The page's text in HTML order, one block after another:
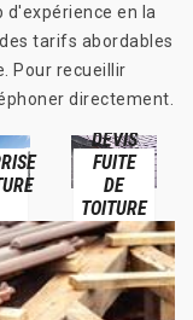
d'expérience en la
tarifs abordables
Pour recueillir
directement.
DEVIS
FUITE
DE
TOITURE
03